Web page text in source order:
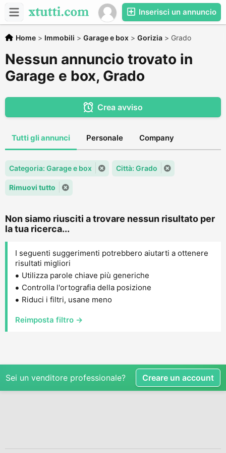
Inserisci un annuncio
Home > Immobili > Garage e box > Gorizia > Grado
Nessun annuncio trovato in
Garage e box, Grado
Crea avviso
Tutti gli annunci Personale Company
Categoria: Garage e box Città: Grado
Rimuovi tutto
Non siamo riusciti a trovare nessun risultato per
la tua ricerca...
I seguenti suggerimenti potrebbero aiutarti a ottenere
risultati migliori
Utilizza parole chiave più generiche
Controlla l'ortografia della posizione
Riduci i filtri, usane meno
Reimposta filtro →
Sei un venditore professionale? Creare un account